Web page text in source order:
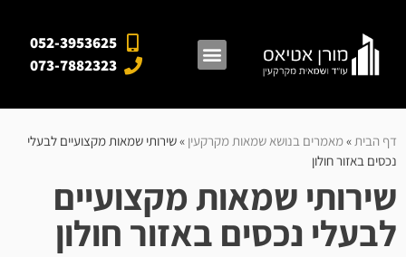
052-3953625
073-7882323
דף הבית»מאמרים בנושא שמאות מקרקעין »שירותי שמאות מקצועיים לבעלי
נכסים באזור חולון
שירותי שמאות מקצועיים
לבעלי נכסים באזור חולון